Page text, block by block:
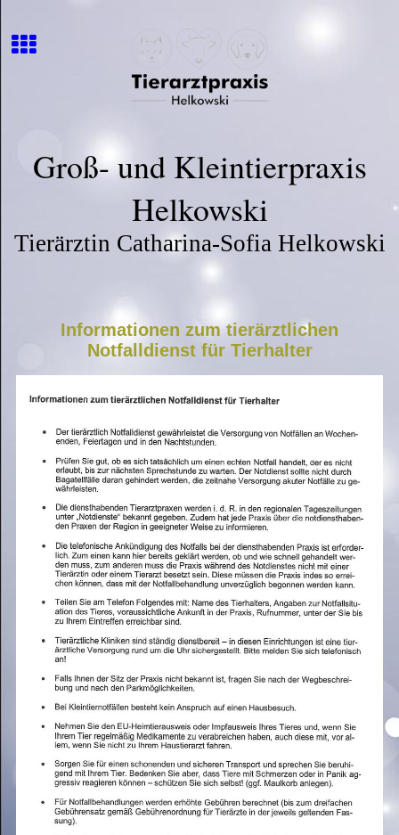
Groß- und Kleintierpraxis
Helkowski
Tierärztin Catharina-Sofia Helkowski
Informationen zum tierärztlichen
Notfalldienst für Tierhalter